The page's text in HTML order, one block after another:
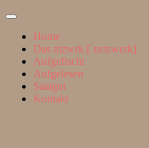
Suchfeld
ein-/ausblenden
Home
Das ntzwrk [ˈnɛtswɛrk]
Aufgefischt
Aufgelesen
Saatgut
Kontakt